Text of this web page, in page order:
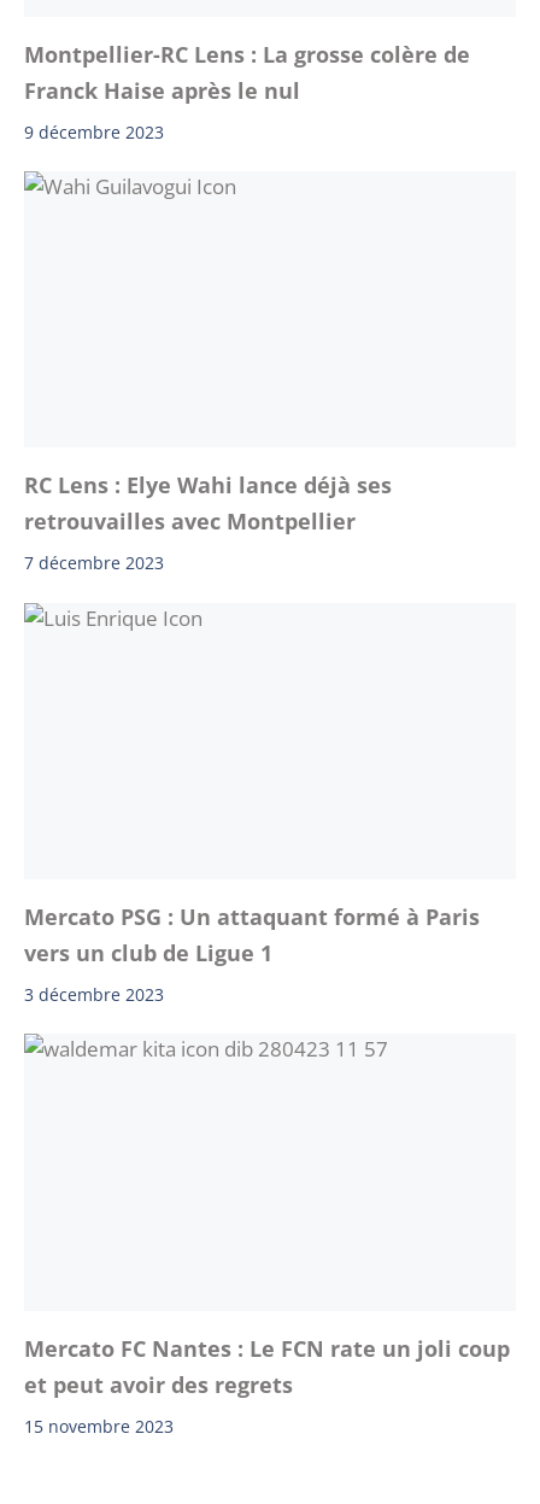
Montpellier-RC Lens : La grosse colère de
Franck Haise après le nul
9 décembre 2023
RC Lens : Elye Wahi lance déjà ses
retrouvailles avec Montpellier
7 décembre 2023
Mercato PSG : Un attaquant formé à Paris
vers un club de Ligue 1
3 décembre 2023
Mercato FC Nantes : Le FCN rate un joli coup
et peut avoir des regrets
15 novembre 2023